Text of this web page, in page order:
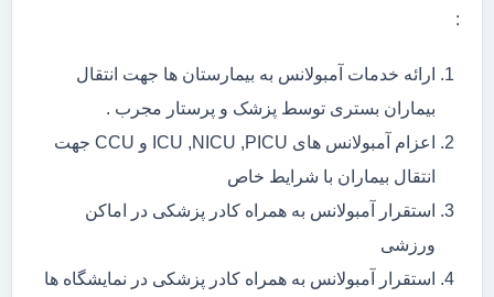
:
ارائه خدمات آمبولانس به بیمارستان ها جهت انتقال
بیماران بستری توسط پزشک و پرستار مجرب .
اعزام آمبولانس های ICU ,NICU ,PICU و CCU جهت
انتقال بیماران با شرایط خاص
استقرار آمبولانس به همراه کادر پزشکی در اماکن
ورزشی
استقرار آمبولانس به همراه کادر پزشکی در نمایشگاه ها